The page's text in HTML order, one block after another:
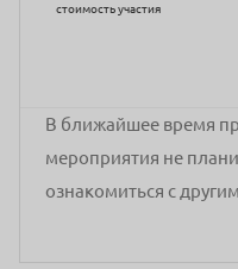
стоимость участия
В ближайшее время
мероприятия не
ознакомиться с